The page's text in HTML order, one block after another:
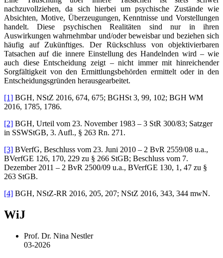
nachzuvollziehen, da sich hierbei um psychische Zustände wie
Absichten, Motive, Überzeugungen, Kenntnisse und Vorstellungen
handelt. Diese psychischen Realitäten sind nur in ihren
Auswirkungen wahrnehmbar und/oder beweisbar und beziehen sich
häufig auf Zukünftiges. Der Rückschluss von objektivierbaren
Tatsachen auf die innere Einstellung des Handelnden wird – wie
auch diese Entscheidung zeigt – nicht immer mit hinreichender
Sorgfältigkeit von den Ermittlungsbehörden ermittelt oder in den
Entscheidungsgründen herausgearbeitet.
[1] BGH, NStZ 2016, 674, 675; BGHSt 3, 99, 102; BGH WM
2016, 1785, 1786.
[2] BGH, Urteil vom 23. November 1983 – 3 StR 300/83; Satzger
in SSWStGB, 3. Aufl., § 263 Rn. 271.
[3] BVerfG, Beschluss vom 23. Juni 2010 – 2 BvR 2559/08 u.a.,
BVerfGE 126, 170, 229 zu § 266 StGB; Beschluss vom 7.
Dezember 2011 – 2 BvR 2500/09 u.a., BVerfGE 130, 1, 47 zu §
263 StGB.
[4] BGH, NStZ-RR 2016, 205, 207; NStZ 2016, 343, 344 mwN.
WiJ
Prof. Dr. Nina Nestler
03-2026